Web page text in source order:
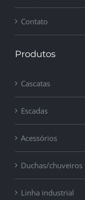
Contato
Produtos
Cascatas
Escadas
Acessórios
Duchas/chuveiros
Linha industrial